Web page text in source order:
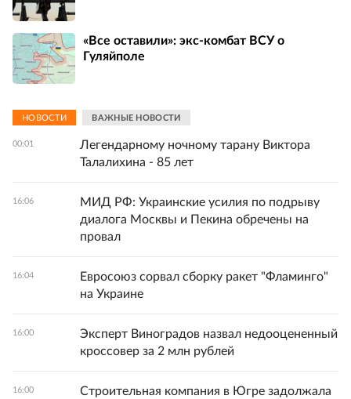
«Все оставили»: экс-комбат ВСУ о
Гуляйполе
НОВОСТИ ВАЖНЫЕ НОВОСТИ
00:01
Легендарному ночному тарану Виктора
Талалихина - 85 лет
16:06
МИД РФ: Украинские усилия по подрыву
диалога Москвы и Пекина обречены на
провал
16:04
Евросоюз сорвал сборку ракет "Фламинго"
на Украине
16:00
Эксперт Виноградов назвал недооцененный
кроссовер за 2 млн рублей
16:00
Строительная компания в Югре задолжала